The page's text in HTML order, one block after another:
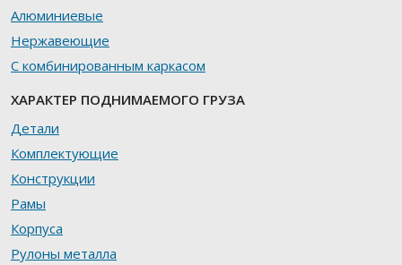
Алюминиевые
Нержавеющие
С комбинированным каркасом
ХАРАКТЕР ПОДНИМАЕМОГО ГРУЗА
Детали
Комплектующие
Конструкции
Рамы
Корпуса
Рулоны металла